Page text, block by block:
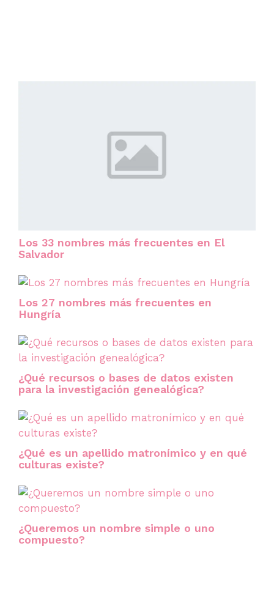
Los 33 nombres más frecuentes en El
Salvador
Los 27 nombres más frecuentes en
Hungría
¿Qué recursos o bases de datos existen
para la investigación genealógica?
¿Qué es un apellido matronímico y en qué
culturas existe?
¿Queremos un nombre simple o uno
compuesto?